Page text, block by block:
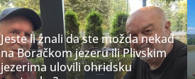
Jeste li znali da ste možda nekad
na Boračkom jezeru ili Plivskim
jezerima ulovili ohridsku